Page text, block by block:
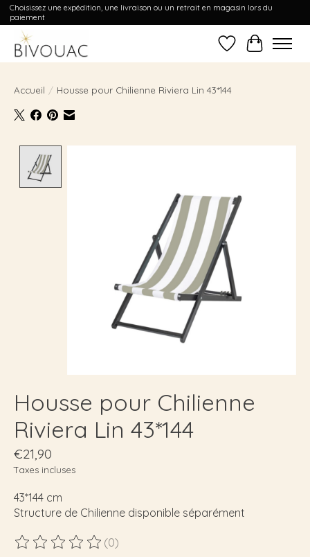
Choisissez une expédition, une livraison ou un retrait en magasin lors du
paiement
Liste dePanier
Accueil / Housse pour Chilienne Riviera Lin 43*144
Housse pour Chilienne
Riviera Lin 43*144
€21,90
Taxes incluses
43*144 cm
Structure de Chilienne disponible séparément
Ce produit est évalué à
(0)